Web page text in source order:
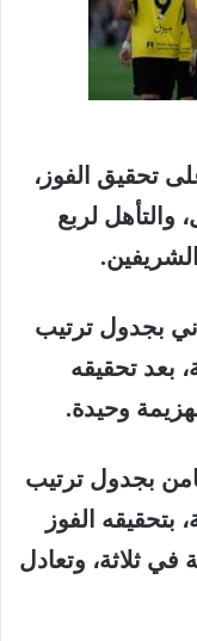
تحقيق الفوز،
والتأهل لربع
الشريفين.
بجدول ترتيب
بعد تحقيقه
وحيدة.
بجدول ترتيب
بتحقيقه الفوز
في ثلاثة، وتعادل